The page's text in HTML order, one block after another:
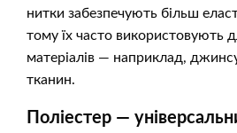
нитки забезпечують більш
тому їх часто використовують
матеріалів — наприклад,
тканин.
Поліестер —